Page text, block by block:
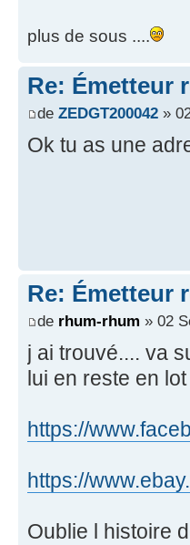
plus de sous ....
Re: Émetteur
de ZEDGT200042 »
Ok tu as une
Re: Émetteur
de rhum-rhum » 02
j ai trouvé.... va
lui en reste en
https://
https://
Oublie l histoire